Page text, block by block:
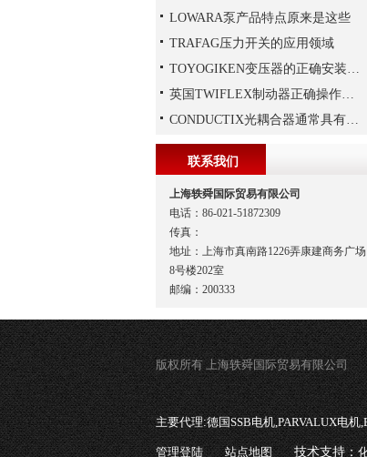
LOWARA泵产品特点原来是这些
TRAFAG压力开关的应用领域
TOYOGIKEN变压器的正确安装方式
英国TWIFLEX制动器正确操作方法
CONDUCTIX光耦合器通常具有多种封装形式
联系我们
上海轶舜国际贸易有限公司
电话：86-021-51872309
传真：
地址：上海市真南路1226弄康建商务广场
8号楼202室
邮编：200333
版权所有 上海轶舜国际贸易有限公司
主要代理:德国SSB电机,PARVALUX电
管理登陆 站点地图 技术支持：